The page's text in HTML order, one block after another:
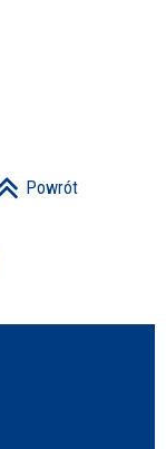
Powrót